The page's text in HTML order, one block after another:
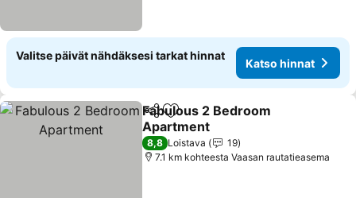
Valitse päivät nähdäksesi tarkat hinnat
Katso hinnat
Jaa Lisää suosikkeihin
Fabulous 2 Bedroom
Apartment
Katso hinnat
8,8 Loistava
19
7.1 km kohteesta Vaasan rautatieasema